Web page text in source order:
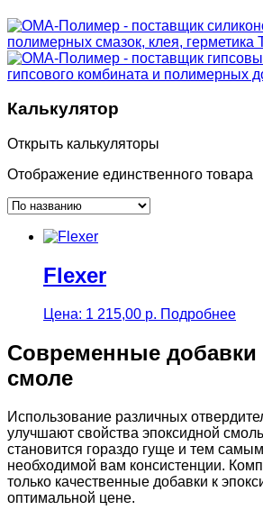
Калькулятор
Открыть калькуляторы
Отображение единственного товара
Flexer
Цена: 1 215,00 р. Подробнее
Современные добавки
смоле
Использование различных
улучшают свойства эпоксидной
становится гораздо гуще и тем
необходимой вам консистенции.
только качественные добавки к
оптимальной цене.